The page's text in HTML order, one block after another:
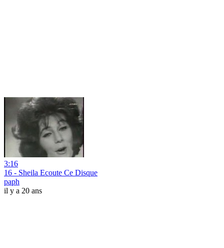
3:16
16 - Sheila Ecoute Ce Disque
paph
il y a 20 ans